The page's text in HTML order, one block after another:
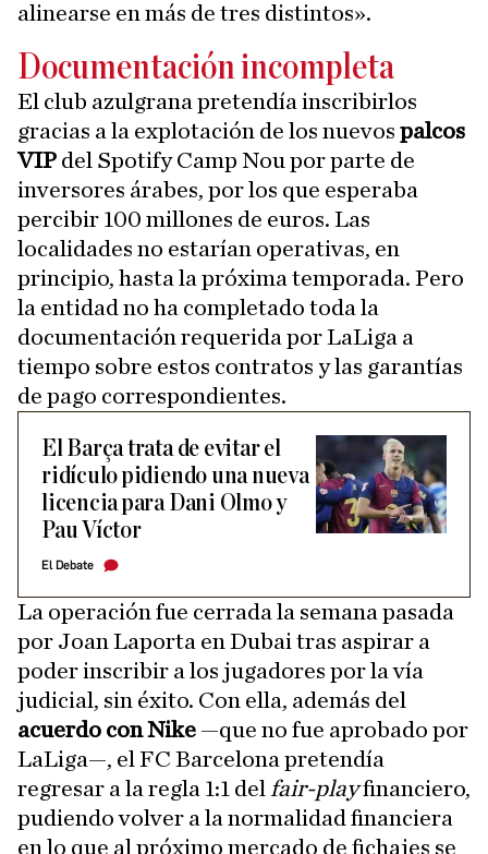
alinearse en más de tres distintos».
Documentación incompleta
El club azulgrana pretendía inscribirlos
gracias a la explotación de los nuevos palcos
VIP del Spotify Camp Nou por parte de
inversores árabes, por los que esperaba
percibir 100 millones de euros. Las
localidades no estarían operativas, en
principio, hasta la próxima temporada. Pero
la entidad no ha completado toda la
documentación requerida por LaLiga a
tiempo sobre estos contratos y las garantías
de pago correspondientes.
El Barça trata de evitar el
ridículo pidiendo una nueva
licencia para Dani Olmo y
Pau Víctor
El Debate
La operación fue cerrada la semana pasada
por Joan Laporta en Dubai tras aspirar a
poder inscribir a los jugadores por la vía
judicial, sin éxito. Con ella, además del
acuerdo con Nike —que no fue aprobado por
LaLiga—, el FC Barcelona pretendía
regresar a la regla 1:1 del fair-playfinanciero,
pudiendo volver a la normalidad financiera
en lo que al próximo mercado de fichajes se